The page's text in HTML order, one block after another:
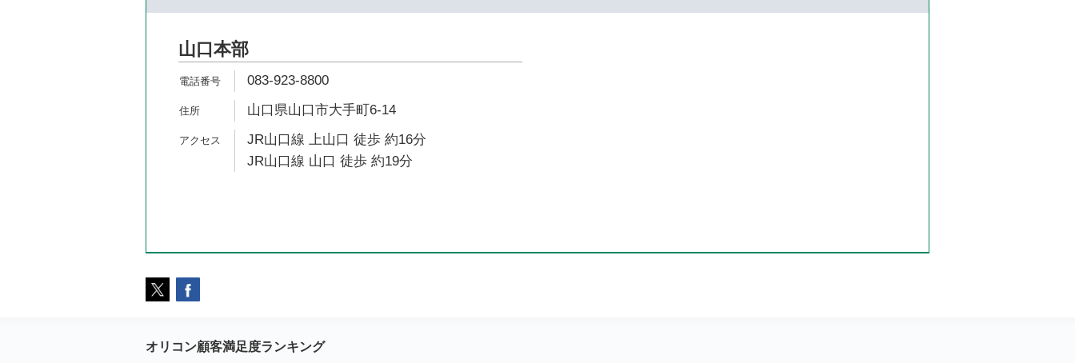
山口本部
083-923-8800
山口県山口市大手町6-14
JR山口線 上山口 徒歩 約16分
JR山口線 山口 徒歩 約19分
オリコン顧客満足度ランキング